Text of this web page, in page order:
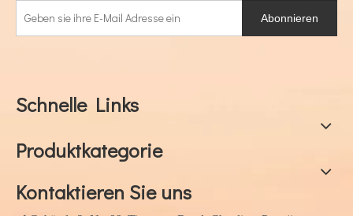
Abonnieren
Schnelle Links
Produktkategorie
Kontaktieren Sie uns